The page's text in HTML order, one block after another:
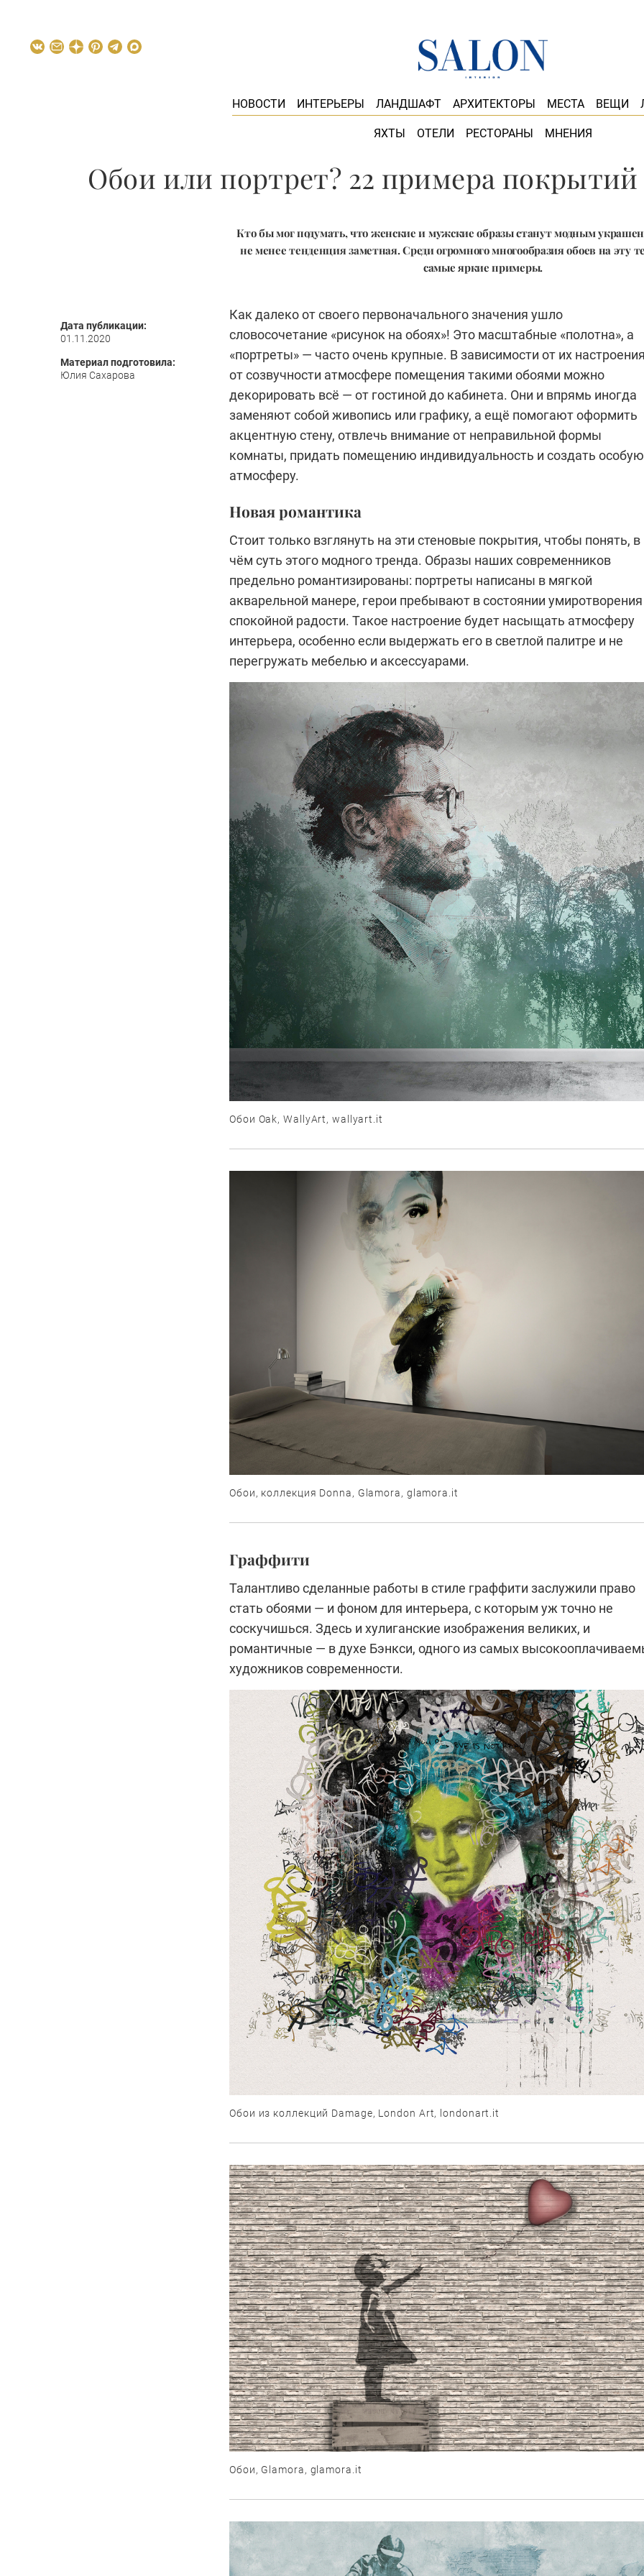
НОВОСТИ ИНТЕРЬЕРЫ ЛАНДШАФТ АРХИТЕКТОРЫ МЕСТА ВЕЩИ
ЯХТЫ ОТЕЛИ РЕСТОРАНЫ МНЕНИЯ
Обои или портрет? 22 примера
Кто бы мог подумать, что женские и мужские образы станут модным
не менее тенденция заметная. Среди огромного многообразия обоев на эту
самые яркие примеры.
Дата публикации:
01.11.2020
Материал подготовила:
Юлия Сахарова
Как далеко от своего первоначального значения ушло
словосочетание «рисунок на обоях»! Это масштабные «полотна», а
«портреты» — часто очень крупные. В зависимости от их
от созвучности атмосфере помещения такими обоями можно
декорировать всё — от гостиной до кабинета. Они и впрямь иногда
заменяют собой живопись или графику, а ещё помогают оформить
акцентную стену, отвлечь внимание от неправильной формы
комнаты, придать помещению индивидуальность и создать особую
атмосферу.
Новая романтика
Стоит только взглянуть на эти стеновые покрытия, чтобы понять, в
чём суть этого модного тренда. Образы наших современников
предельно романтизированы: портреты написаны в мягкой
акварельной манере, герои пребывают в состоянии
спокойной радости. Такое настроение будет насыщать атмосферу
интерьера, особенно если выдержать его в светлой палитре и не
перегружать мебелью и аксессуарами.
Обои Oak, WallyArt, wallyart.it
Обои, коллекция Donna, Glamora, glamora.it
Граффити
Талантливо сделанные работы в стиле граффити заслужили право
стать обоями — и фоном для интерьера, с которым уж точно не
соскучишься. Здесь и хулиганские изображения великих, и
романтичные — в духе Бэнкси, одного из самых
художников современности.
Обои из коллекций Damage, London Art, londonart.it
Обои, Glamora, glamora.it